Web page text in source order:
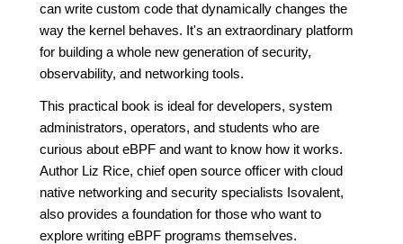
can write custom code that dynamically changes the
way the kernel behaves. It's an extraordinary platform
for building a whole new generation of security,
observability, and networking tools.
This practical book is ideal for developers, system
administrators, operators, and students who are
curious about eBPF and want to know how it works.
Author Liz Rice, chief open source officer with cloud
native networking and security specialists Isovalent,
also provides a foundation for those who want to
explore writing eBPF programs themselves.